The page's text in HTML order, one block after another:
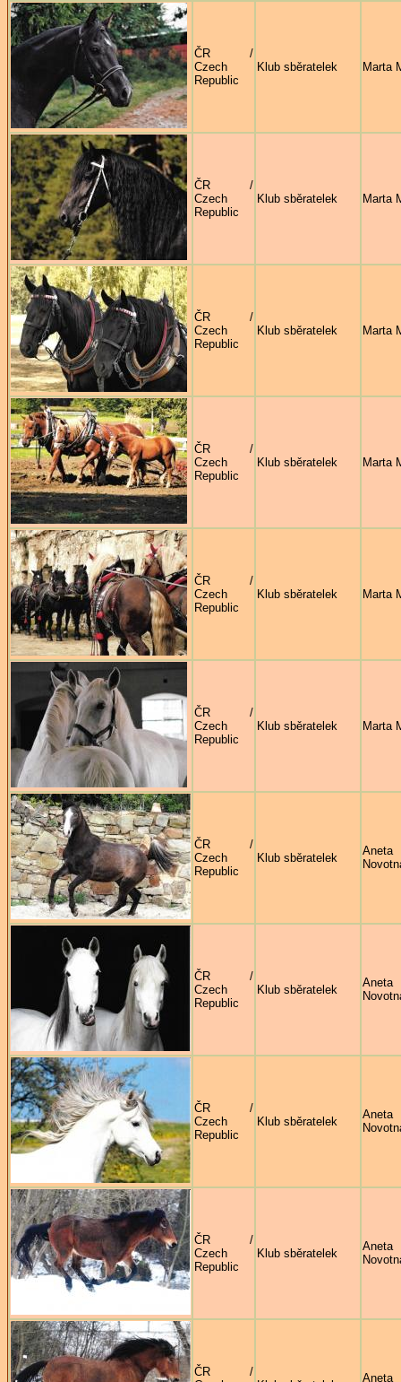
ČR /
Czech
Republic
Klub sběratelek Marta
ČR /
Czech
Republic
Klub sběratelek Marta
ČR /
Czech
Republic
Klub sběratelek Marta
ČR /
Czech
Republic
Klub sběratelek Marta
ČR /
Czech
Republic
Klub sběratelek Marta
ČR /
Czech
Republic
Klub sběratelek Marta
ČR /
Czech
Republic
Klub sběratelek
Aneta
ČR /
Czech
Republic
Klub sběratelek
Aneta
ČR /
Czech
Republic
Klub sběratelek
Aneta
ČR /
Czech
Republic
Klub sběratelek
Aneta
ČR /
Aneta